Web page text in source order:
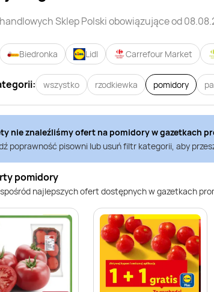
Sklep Polskiobowiązujące od
Biedronka Lidl Carrefour Market
wszystko rzodkiewka pomidory
nie znaleźliśmy ofert na pomidoryw gazetkach
poprawność pisowni lub usuń filtr kategorii, aby
pomidory
najlepszych ofert dostępnych w gazetkach